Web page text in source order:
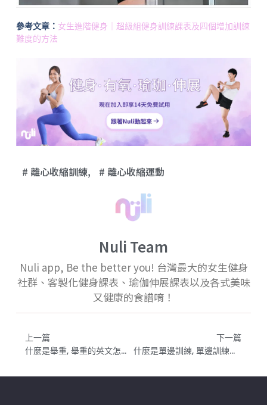
參考文章： 女生進階健身｜超級組健身訓練課表及四個增加訓練
難度的方法
離心收縮訓練, 離心收縮運動
Nuli Team
Nuli app, Be the better you! 台灣最大的女生健身
社群、客製化健身課表、瑜伽伸展課表以及各式美味
又健康的食譜唷！
上一篇
什麼是舉重, 舉重的英文怎麼說？Olympic Weightlifting
下一篇
什麼是單邊訓練, 單邊訓練的英文怎麼說？unilateral Training